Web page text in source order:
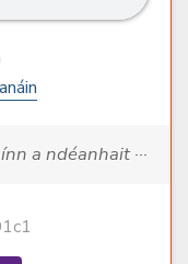
a ndéanhait ···